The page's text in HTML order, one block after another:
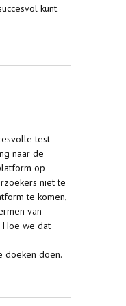
kunt
(2FA)
test
naar de
op
niet te
te komen,
van
we dat
doeken doen.